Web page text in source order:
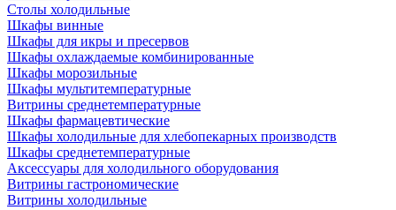
Столы холодильные
Шкафы винные
Шкафы для икры и пресервов
Шкафы охлаждаемые комбинированные
Шкафы морозильные
Шкафы мультитемпературные
Витрины среднетемпературные
Шкафы фармацевтические
Шкафы холодильные для хлебопекарных производств
Шкафы среднетемпературные
Аксессуары для холодильного оборудования
Витрины гастрономические
Витрины холодильные